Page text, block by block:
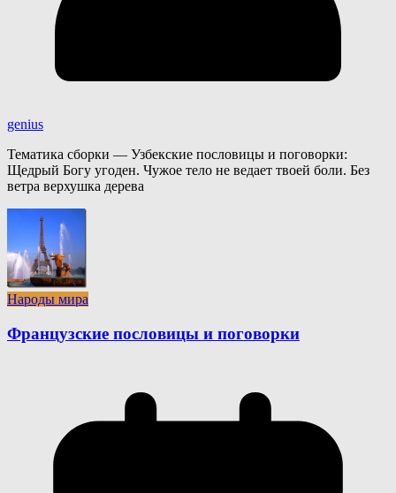
genius
Тематика сборки — Узбекские пословицы и поговорки:
Щедрый Богу угоден. Чужое тело не ведает твоей боли. Без
ветра верхушка дерева
Народы мира
Французские пословицы и поговорки